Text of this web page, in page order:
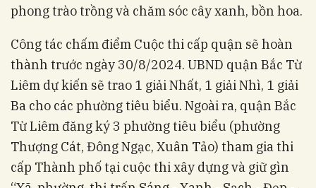
phong trào trồng và chăm sóc cây xanh, bồn hoa.
Công tác chấm điểm Cuộc thi cấp quận sẽ hoàn
thành trước ngày 30/8/2024. UBND quận Bắc Từ
Liêm dự kiến sẽ trao 1 giải Nhất, 1 giải Nhì, 1 giải
Ba cho các phường tiêu biểu. Ngoài ra, quận Bắc
Từ Liêm đăng ký 3 phường tiêu biểu (phường
Thượng Cát, Đông Ngạc, Xuân Tảo) tham gia thi
cấp Thành phố tại cuộc thi xây dựng và giữ gìn